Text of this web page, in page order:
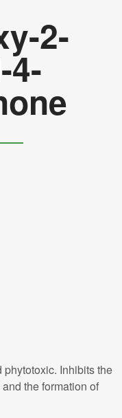
2-
4-
phytotoxic. Inhibits the
the formation of